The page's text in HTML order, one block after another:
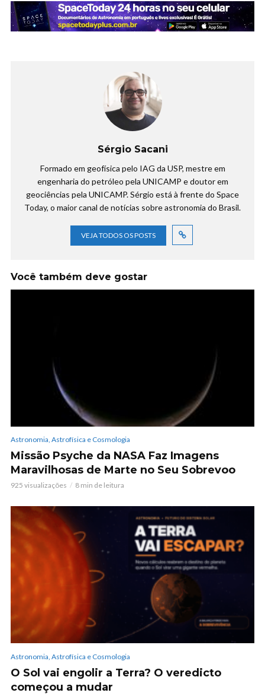
Sérgio Sacani
Formado em geofísica pelo IAG da USP, mestre em
engenharia do petróleo pela UNICAMP e doutor em
geociências pela UNICAMP. Sérgio está à frente do Space
Today, o maior canal de notícias sobre astronomia do Brasil.
VEJA TODOS OS POSTS
Você também deve gostar
Astronomia, Astrofísica e Cosmologia
Missão Psyche da NASA Faz Imagens
Maravilhosas de Marte no Seu Sobrevoo
925 visualizações 8 min de leitura
Astronomia, Astrofísica e Cosmologia
O Sol vai engolir a Terra? O veredicto
começou a mudar